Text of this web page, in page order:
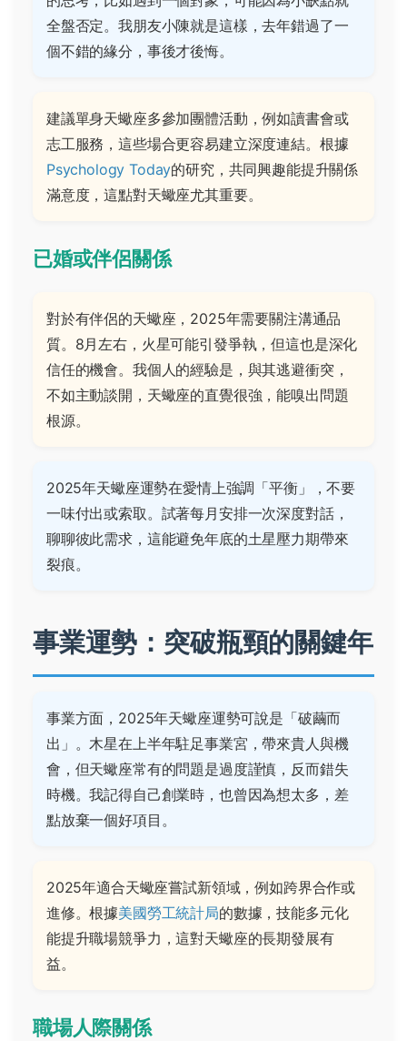
全盤否定。我朋友小陳就是這樣，去年錯過了一
個不錯的緣分，事後才後悔。
建議單身天蠍座多參加團體活動，例如讀書會或
志工服務，這些場合更容易建立深度連結。根據
Psychology Today的研究，共同興趣能提升關係
滿意度，這點對天蠍座尤其重要。
已婚或伴侶關係
對於有伴侶的天蠍座，2025年需要關注溝通品
質。8月左右，火星可能引發爭執，但這也是深化
信任的機會。我個人的經驗是，與其逃避衝突，
不如主動談開，天蠍座的直覺很強，能嗅出問題
根源。
2025年天蠍座運勢在愛情上強調「平衡」，不要
一味付出或索取。試著每月安排一次深度對話，
聊聊彼此需求，這能避免年底的土星壓力期帶來
裂痕。
事業運勢：突破瓶頸的關鍵年
事業方面，2025年天蠍座運勢可說是「破繭而
出」。木星在上半年駐足事業宮，帶來貴人與機
會，但天蠍座常有的問題是過度謹慎，反而錯失
時機。我記得自己創業時，也曾因為想太多，差
點放棄一個好項目。
2025年適合天蠍座嘗試新領域，例如跨界合作或
進修。根據美國勞工統計局的數據，技能多元化
能提升職場競爭力，這對天蠍座的長期發展有
益。
職場人際關係